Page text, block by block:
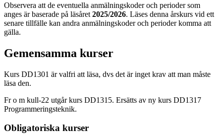
Observera att de eventuella anmälningskoder och perioder som
anges är baserade på läsåret 2025/2026. Läses denna årskurs vid ett
senare tillfälle kan andra anmälningskoder och perioder komma att
gälla.
Gemensamma kurser
Kurs DD1301 är valfri att läsa, dvs det är inget krav att man måste
läsa den.
Fr o m kull-22 utgår kurs DD1315. Ersätts av ny kurs DD1317
Programmeringsteknik.
Obligatoriska kurser